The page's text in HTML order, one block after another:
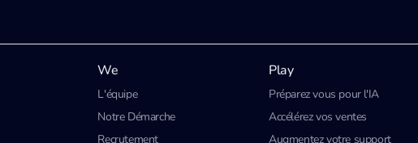
We
L'équipe
Notre Démarche
Recrutement
Play
Préparez vous pour l'IA
Accélérez vos ventes
Augmentez votre support